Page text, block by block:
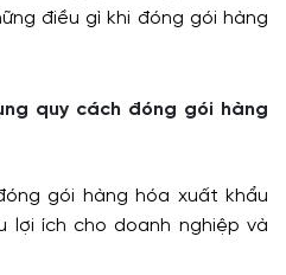
điều gì khi đóng gói hàng
quy cách đóng gói hàng
gói hàng hóa xuất khẩu
lợi ích cho doanh nghiệp và